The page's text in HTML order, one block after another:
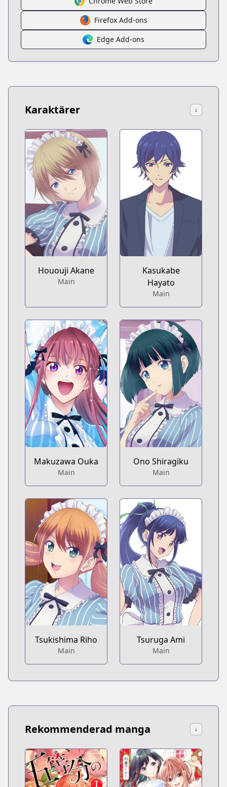
Firefox Add-ons
Edge Add-ons
Karaktärer ↓
Hououji Akane
Main
Kasukabe
Hayato
Main
Makuzawa Ouka
Main
Ono Shiragiku
Main
Tsukishima Riho
Main
Tsuruga Ami
Main
Rekommenderad manga ↓